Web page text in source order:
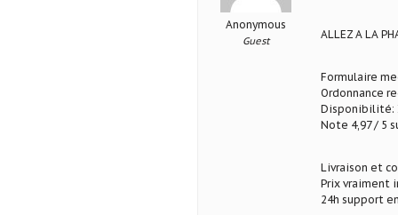
Anonymous
Guest ALLEZ A LA
Formulaire
Ordonnance
Disponibilité:
Note 4,97 / 5
Livraison et
Prix vraiment
24h support